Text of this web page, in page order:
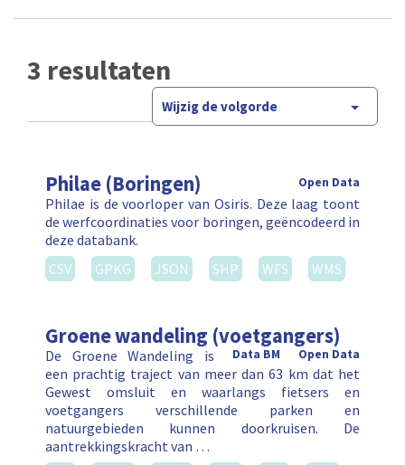
3 resultaten
Wijzig de volgorde
Philae (Boringen) Open Data
Philae is de voorloper van Osiris. Deze laag toont
de werfcoordinaties voor boringen, geëncodeerd in
deze databank.
CSV
GPKG JSON SHP WFS WMS
Groene wandeling (voetgangers)
Open Data
Data BM
De Groene Wandeling is
een prachtig traject van meer dan 63 km dat het
Gewest omsluit en waarlangs fietsers en
voetgangers verschillende parken en
natuurgebieden kunnen doorkruisen. De
aantrekkingskracht van …